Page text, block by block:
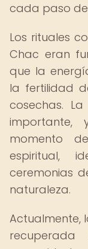
cada paso
Los rituales
Chac eran
que la
la fertilidad
cosechas.
momento
espiritual,
ceremonias
naturaleza.
Actualmente,